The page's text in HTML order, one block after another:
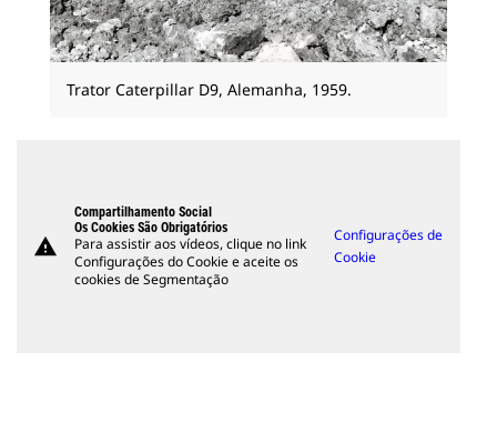
Trator Caterpillar D9, Alemanha, 1959.
warning
Compartilhamento Social
Os Cookies São Obrigatórios
Para assistir aos vídeos, clique no link
Configurações do Cookie e aceite os
cookies de Segmentação
Configurações de
Cookie